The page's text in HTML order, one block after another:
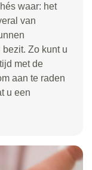
waar: het
van
Zo kunt u
met de
aan te raden
u een